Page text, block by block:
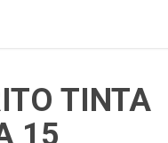
TINTA
15